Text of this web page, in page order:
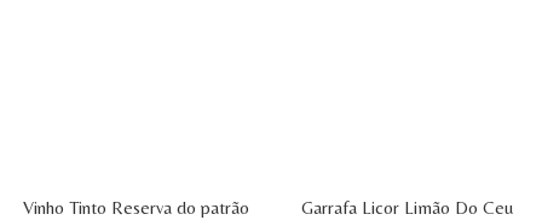
Vinho Tinto Reserva do patrão
Garrafa Licor Limão Do Ceu